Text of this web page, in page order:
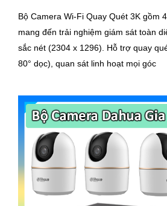
Bộ Camera Wi-Fi Quay Quét 3K gồm
mang đến trải nghiệm giám sát toàn
sắc nét (2304 x 1296). Hỗ trợ quay quét 360° (340° ngang,
80° dọc), quan sát linh hoạt mọi góc